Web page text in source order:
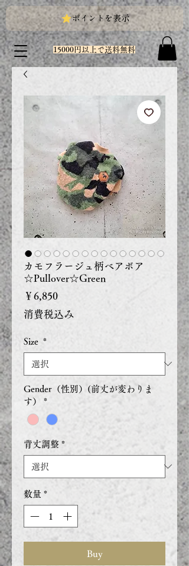
ポイントを表示
15000円以上で送料無料
カモフラージュ柄ベアボア
☆Pullover☆Green
￥6,850価
格
消費税込み
Size *
Gender（性別）(前丈が変わりま
す）
*
背丈調整 *
数量 *
Buy